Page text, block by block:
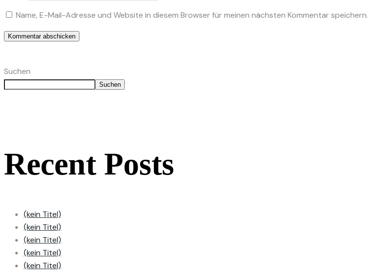
Name, E-Mail-Adresse und Website in diesem Browser für meinen nächsten Kommentar speichern.
Suchen
Suchen
Recent Posts
(kein Titel)
(kein Titel)
(kein Titel)
(kein Titel)
(kein Titel)